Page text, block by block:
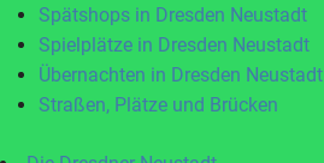
Spätshops in Dresden Neustadt
Spielplätze in Dresden Neustadt
Übernachten in Dresden Neustadt
Straßen, Plätze und Brücken